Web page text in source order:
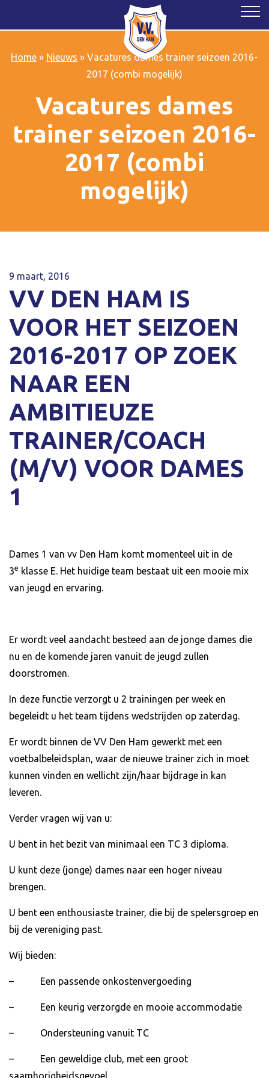
Home » Nieuws »Vacatures dames trainer seizoen 2016-
2017 (combi mogelijk)
Vacatures dames
trainer seizoen 2016-
2017 (combi
mogelijk)
9 maart, 2016
VV DEN HAM IS
VOOR HET SEIZOEN
2016-2017 OP ZOEK
NAAR EEN
AMBITIEUZE
TRAINER/COACH
(M/V) VOOR DAMES
1
Dames 1 van vv Den Ham komt momenteel uit in de
3e klasse E. Het huidige team bestaat uit een mooie mix
van jeugd en ervaring.
Er wordt veel aandacht besteed aan de jonge dames die
nu en de komende jaren vanuit de jeugd zullen
doorstromen.
In deze functie verzorgt u 2 trainingen per week en
begeleidt u het team tijdens wedstrijden op zaterdag.
Er wordt binnen de VV Den Ham gewerkt met een
voetbalbeleidsplan, waar de nieuwe trainer zich in moet
kunnen vinden en wellicht zijn/haar bijdrage in kan
leveren.
Verder vragen wij van u:
U bent in het bezit van minimaal een TC 3 diploma.
U kunt deze (jonge) dames naar een hoger niveau
brengen.
U bent een enthousiaste trainer, die bij de spelersgroep en
bij de vereniging past.
Wij bieden:
– Een passende onkostenvergoeding
– Een keurig verzorgde en mooie accommodatie
– Ondersteuning vanuit TC
– Een geweldige club, met een groot
saamhorigheidsgevoel